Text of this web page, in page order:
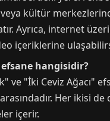
kültür
Ayrıca, internet
içeriklerine
hangisidir?
ve "İki Ceviz Ağacı"
Her ikisi de
içerir.